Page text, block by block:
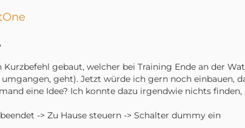
gebaut, welcher bei Training Ende an der
geht). Jetzt würde ich gern noch einbauen,
eine Idee? Ich konnte dazu irgendwie nichts
-> Zu Hause steuern -> Schalter dummy ein